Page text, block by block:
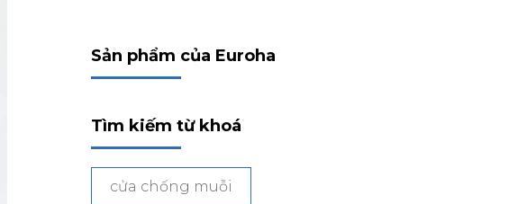
Sản phẩm của Euroha
Tìm kiếm từ khoá
cửa chống muỗi